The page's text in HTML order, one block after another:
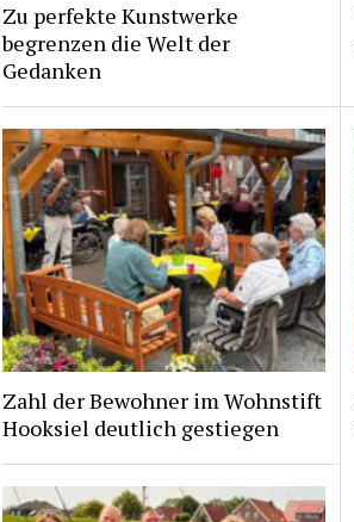
Zu perfekte Kunstwerke
begrenzen die Welt der
Gedanken
Zahl der Bewohner im Wohnstift
Hooksiel deutlich gestiegen